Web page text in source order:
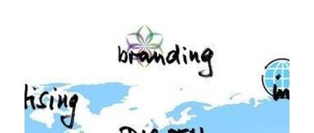
Vous avez donc intégré Google AdSense à votre site
web, et vous êtes heureux de constater que vos revenus
s’additionnent. […]